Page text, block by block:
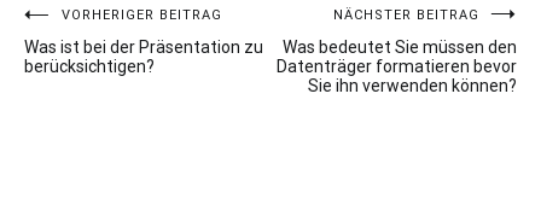
Beitragsnavigation
VORHERIGER BEITRAG
Was ist bei der Präsentation zu
berücksichtigen?
NÄCHSTER BEITRAG
Was bedeutet Sie müssen den
Datenträger formatieren bevor
Sie ihn verwenden können?